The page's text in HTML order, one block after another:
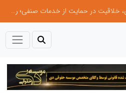
ابتکار در ساماندهی فضای مجازی، خلاقیت در حمایت از خدمات صنفی؛ رویکرد نوین اتحادیه کامیون‌داران کرج